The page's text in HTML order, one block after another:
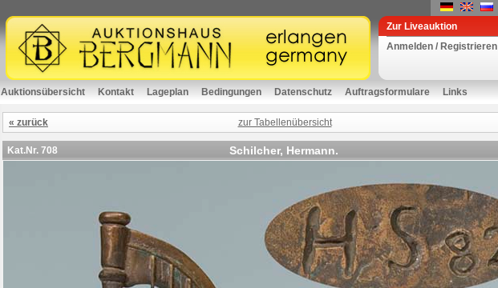
Zur Liveauktion
Anmelden / Registrieren
Auktionsübersicht Kontakt Lageplan Bedingungen Datenschutz Auftragsformulare Links
« zurück zur Tabellenübersicht
Kat.Nr. 708 Schilcher, Hermann.